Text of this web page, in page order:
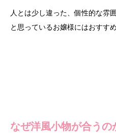
人とは少し違った、個性的な雰
と思っているお嬢様にはおすす
なぜ洋風小物が合うの